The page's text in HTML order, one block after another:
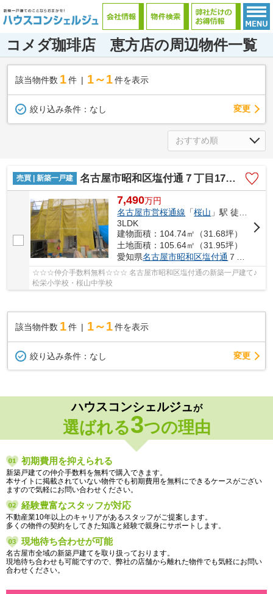
コメダ珈琲店 恵方店の周辺物件一覧
該当物件数 1件 1～1 件を表示
絞り込み条件： なし 変更
売買 | 新築一戸建 名古屋市昭和区塩付通７丁目17【仲介手数料無料】新築一戸建て 2号棟
7,490万円
名古屋市営桜通線 「桜山 」駅 徒歩5分
3LDK
建物面積：104.74㎡（31.68坪）
土地面積：105.64㎡（31.95坪）
愛知県名古屋市昭和区塩付通 ７丁目17
☆☆☆仲介手数料無料☆☆☆ 名古屋市昭和区塩付通の新築一戸建て♪
松栄小学校・桜山中学校
該当物件数 1件 1～1 件を表示
絞り込み条件： なし 変更
ハウスコンシェルジュが
選ばれる3つの理由
初期費用を抑えられる
新築戸建ての仲介手数料を無料で購入できます。
本サイトに掲載されていない物件でも初期費用を無料にできるケースがござい
ますので気軽にお問い合わせください。
経験豊富なスタッフが対応
不動産業10年以上のキャリアがあるスタッフがご提案します。
多くの物件の契約をしてきた知識と経験で親身にサポートします。
現地待ち合わせが可能
名古屋市全域の新築戸建てを取り扱っております。
現地待ち合わせも可能ですので、弊社の店舗から離れた物件でも気軽にお問い
合わせください。